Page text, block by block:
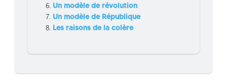
Un modèle de révolution
Un modèle de République
Les raisons de la colère